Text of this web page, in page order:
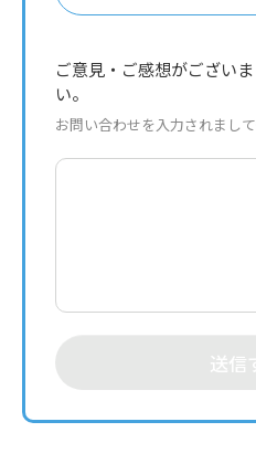
ご意見・ご感想がござい
い。
お問い合わせを入力されまし
送信